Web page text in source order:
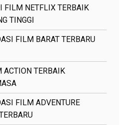
FILM NETFLIX TERBAIK
TINGGI
FILM BARAT TERBARU
ACTION TERBAIK
FILM ADVENTURE